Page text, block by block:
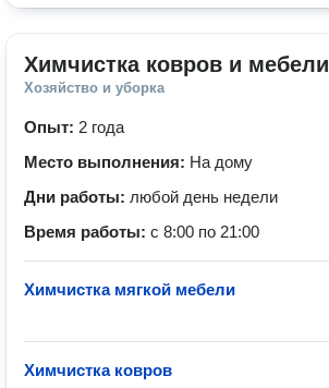
Химчистка ковров и мебели
Хозяйство и уборка
Опыт: 2 года
Место выполнения: На дому
Дни работы: любой день недели
Время работы: с 8:00 по 21:00
Химчистка мягкой мебели
Химчистка ковров